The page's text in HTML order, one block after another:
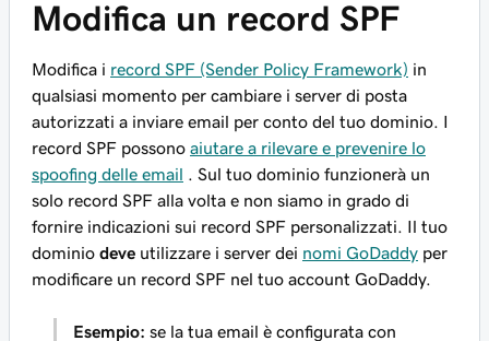
Modifica un record SPF
Modifica i record SPF (Sender Policy Framework) in
qualsiasi momento per cambiare i server di posta
autorizzati a inviare email per conto del tuo dominio. I
record SPF possono aiutare a rilevare e prevenire lo
spoofing delle email . Sul tuo dominio funzionerà un
solo record SPF alla volta e non siamo in grado di
fornire indicazioni sui record SPF personalizzati. Il tuo
dominio deve utilizzare i server dei nomi GoDaddy per
modificare un record SPF nel tuo account GoDaddy.
Esempio: se la tua email è configurata con